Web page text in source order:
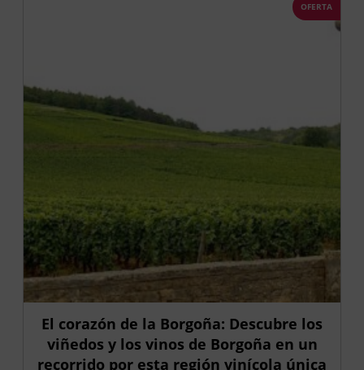
OFERTA
El corazón de la Borgoña: Descubre los
viñedos y los vinos de Borgoña en un
recorrido por esta región vinícola única